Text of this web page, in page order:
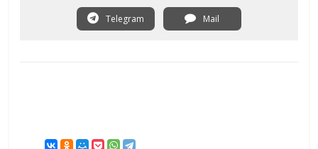
Telegram Mail